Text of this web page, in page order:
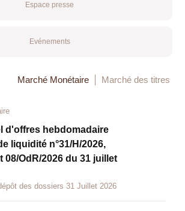
Espace presse
Evénements
Marché Monétaire Marché des titres
d'offres hebdomadaire
liquidité n°31/H/2026,
08/OdR/2026 du 31 juillet
des dossiers 31 Juillet 2026